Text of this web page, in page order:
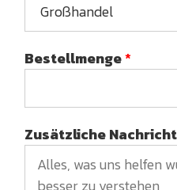
Bestellmenge*
Zusätzliche Nachricht